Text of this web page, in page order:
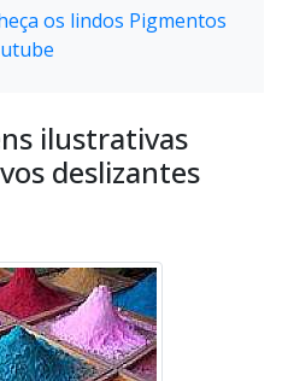
os lindos Pigmentos
ilustrativas
deslizantes